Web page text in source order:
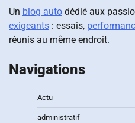
Un blog auto dédié aux
exigeants : essais,
réunis au même endroit.
Navigations
Actu
administratif